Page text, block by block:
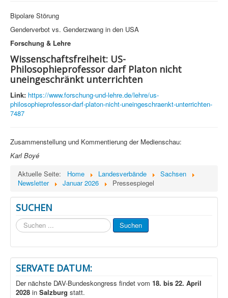
Bipolare Störung
Genderverbot vs. Genderzwang in den USA
Forschung & Lehre
Wissenschaftsfreiheit: US-
Philosophieprofessor darf Platon nicht
uneingeschränkt unterrichten
Link: https://www.forschung-und-lehre.de/lehre/us-
philosophieprofessor-darf-platon-nicht-uneingeschraenkt-unterrichten-
7487
Zusammenstellung und Kommentierung der Medienschau:
Karl Boyé
Aktuelle Seite:
Home Landesverbände
Sachsen
Newsletter
Januar 2026 Pressespiegel
SUCHEN
Suchen
...
Suchen
SERVATE DATUM:
Der nächste DAV-Bundeskongress findet vom 18. bis 22. April
2028 in Salzburg statt.